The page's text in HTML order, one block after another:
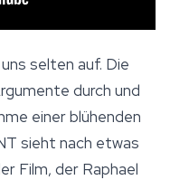
selten auf. Die
durch und
einer blühenden
sieht nach etwas
Film, der Raphael